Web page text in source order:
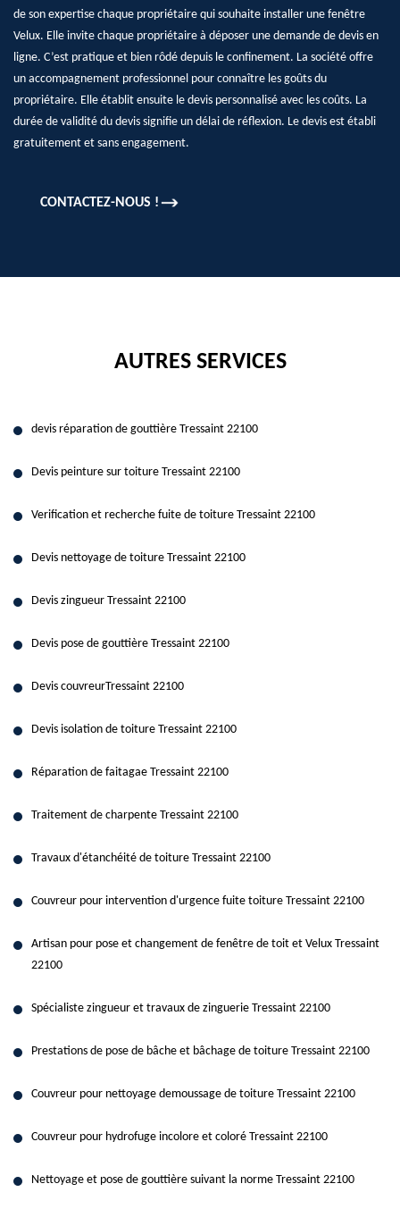
de son expertise chaque propriétaire qui souhaite installer une fenêtre
Velux. Elle invite chaque propriétaire à déposer une demande de devis en
ligne. C’est pratique et bien rôdé depuis le confinement. La société offre
un accompagnement professionnel pour connaître les goûts du
propriétaire. Elle établit ensuite le devis personnalisé avec les coûts. La
durée de validité du devis signifie un délai de réflexion. Le devis est établi
gratuitement et sans engagement.
CONTACTEZ-NOUS !
AUTRES SERVICES
devis réparation de gouttière Tressaint 22100
Devis peinture sur toiture Tressaint 22100
Verification et recherche fuite de toiture Tressaint 22100
Devis nettoyage de toiture Tressaint 22100
Devis zingueur Tressaint 22100
Devis pose de gouttière Tressaint 22100
Devis couvreurTressaint 22100
Devis isolation de toiture Tressaint 22100
Réparation de faitagae Tressaint 22100
Traitement de charpente Tressaint 22100
Travaux d'étanchéité de toiture Tressaint 22100
Couvreur pour intervention d'urgence fuite toiture Tressaint 22100
Artisan pour pose et changement de fenêtre de toit et Velux Tressaint
22100
Spécialiste zingueur et travaux de zinguerie Tressaint 22100
Prestations de pose de bâche et bâchage de toiture Tressaint 22100
Couvreur pour nettoyage demoussage de toiture Tressaint 22100
Couvreur pour hydrofuge incolore et coloré Tressaint 22100
Nettoyage et pose de gouttière suivant la norme Tressaint 22100